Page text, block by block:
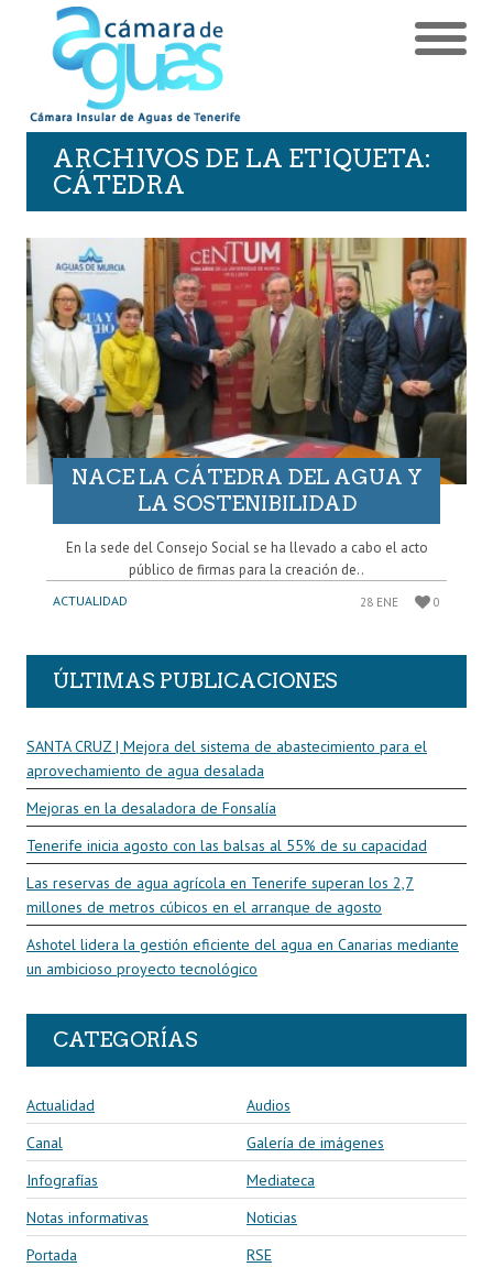
ARCHIVOS DE LA ETIQUETA:
CÁTEDRA
NACE LA CÁTEDRA DEL AGUA Y
LA SOSTENIBILIDAD
En la sede del Consejo Social se ha llevado a cabo el acto
público de firmas para la creación de..
ACTUALIDAD 28 ENE 0
ÚLTIMAS PUBLICACIONES
SANTA CRUZ | Mejora del sistema de abastecimiento para el
aprovechamiento de agua desalada
Mejoras en la desaladora de Fonsalía
Tenerife inicia agosto con las balsas al 55% de su capacidad
Las reservas de agua agrícola en Tenerife superan los 2,7
millones de metros cúbicos en el arranque de agosto
Ashotel lidera la gestión eficiente del agua en Canarias mediante
un ambicioso proyecto tecnológico
CATEGORÍAS
Actualidad
Audios
Canal
Galería de imágenes
Infografías
Mediateca
Notas informativas
Noticias
Portada
RSE